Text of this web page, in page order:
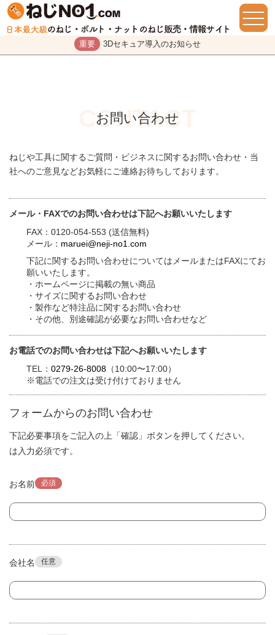
重要 3Dセキュア導入のお知らせ
お問い合わせ
ねじや工具に関するご質問・ビジネスに関するお問い合わせ・当
社へのご意見などお気軽にご連絡お待ちしております。
メール・FAXでのお問い合わせは下記へお願いいたします
FAX：0120-054-553 (送信無料)
メール： maruei@neji-no1.com
下記に関するお問い合わせについてはメールまたはFAXにてお
願いいたします。
・ホームページに掲載の無い商品
・サイズに関するお問い合わせ
・製作など特注品に関するお問い合わせ
・その他、別途確認が必要なお問い合わせなど
お電話でのお問い合わせは下記へお願いいたします
TEL： 0279-26-8008 （10:00〜17:00）
※電話での注文は受け付けておりません
フォームからのお問い合わせ
下記必要事項をご記入の上「確認」ボタンを押してください。
は入力必須です。
お名前 必須
会社名 任意